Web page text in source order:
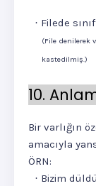
· Filede
(File denilerek
kastedilmiş.)
10.
Bir varlığın
amacıyla
ÖRN:
· Bizim